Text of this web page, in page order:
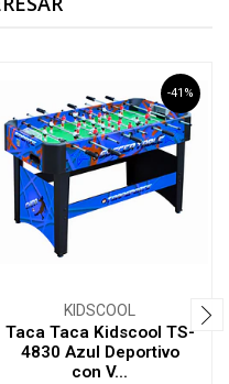
-41%
KIDSCOOL
Taca Taca Kidscool TS-
4830 Azul Deportivo
con V...